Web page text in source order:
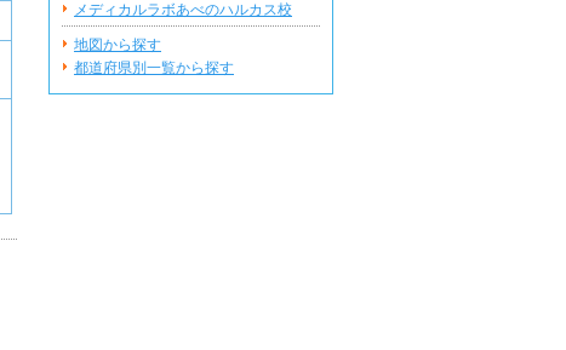
メディカルラボあべのハルカス校
地図から探す
都道府県別一覧から探す